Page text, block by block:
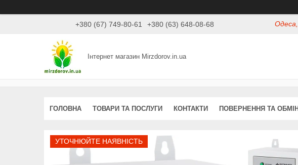
+380 (67) 749-80-61 +380 (63) 648-08-68
Інтернет магазин Mirzdorov.in.ua
ГОЛОВНА ТОВАРИ ТА ПОСЛУГИ КОНТАКТИ ПОВЕРНЕННЯ ТА ОБМІН
УТОЧНЮЙТЕ НАЯВНІСТЬ